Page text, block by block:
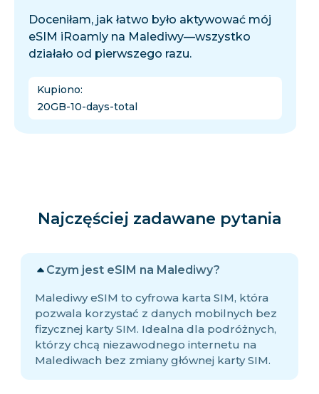
Doceniłam, jak łatwo było aktywować mój
eSIM iRoamly na Malediwy—wszystko
działało od pierwszego razu.
Kupiono:
20GB-10-days-total
Najczęściej zadawane pytania
Czym jest eSIM na Malediwy?
Malediwy eSIM to cyfrowa karta SIM, która
pozwala korzystać z danych mobilnych bez
fizycznej karty SIM. Idealna dla podróżnych,
którzy chcą niezawodnego internetu na
Malediwach bez zmiany głównej karty SIM.